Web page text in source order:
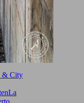
& City
La